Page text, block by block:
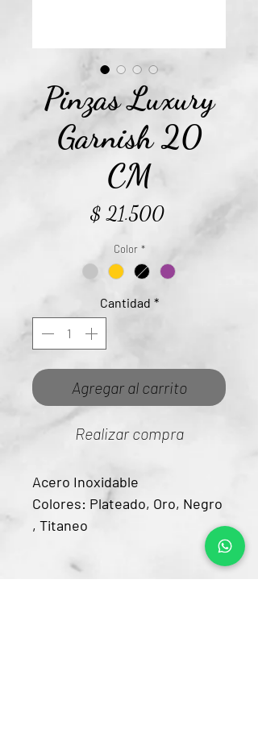
Pinzas Luxury
Garnish 20
CM
$ 21.500Precio
Color *
Cantidad *
Agregar al carrito
Realizar compra
Acero Inoxidable
Colores: Plateado, Oro, Negro
, Titaneo